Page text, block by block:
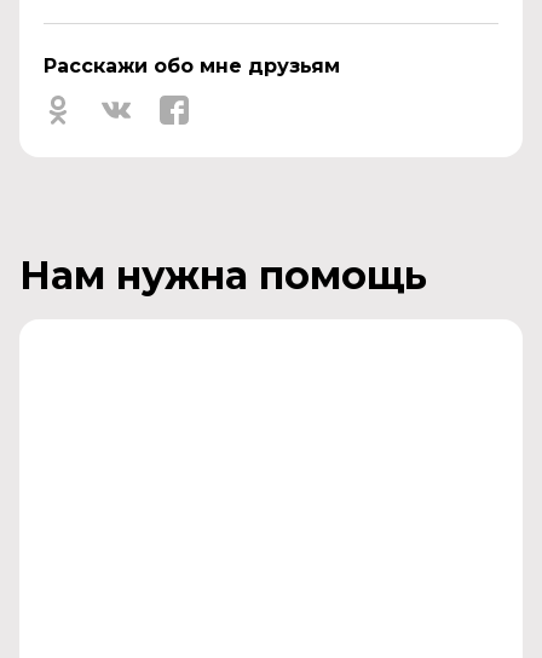
Расскажи обо мне друзьям
Нам нужна помощь